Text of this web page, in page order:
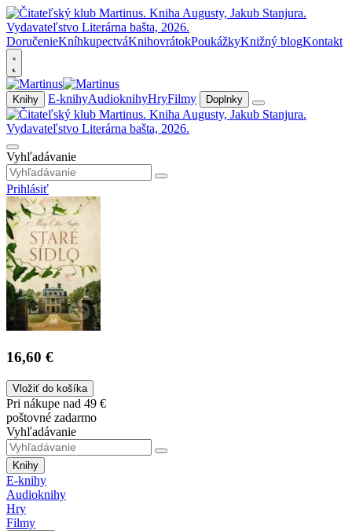
DoručenieKníhkupectváKnihovrátokPoukážkyKnižný blogKontakt
Knihy E-knihyAudioknihyHryFilmy Doplnky
Vyhľadávanie
Prihlásiť
16,60 €
Vložiť do košíka
Pri nákupe nad 49 €
poštovné zadarmo
Vyhľadávanie
Knihy
E-knihy
Audioknihy
Hry
Filmy